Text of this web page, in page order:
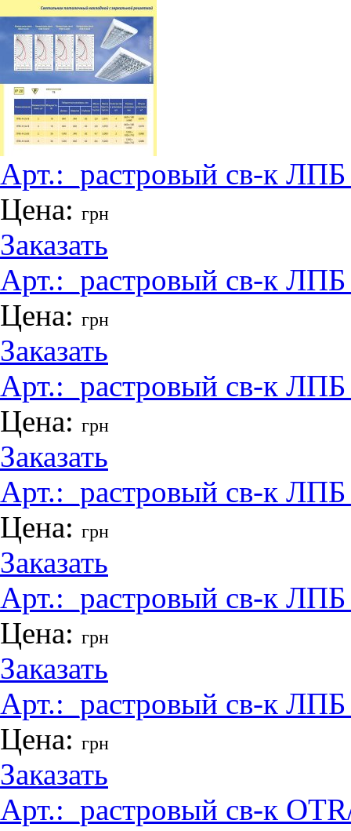
Арт.: _растровый св-к
Цена: грн
Заказать
Арт.: _растровый св-к
Цена: грн
Заказать
Арт.: _растровый св-к
Цена: грн
Заказать
Арт.: _растровый св-к
Цена: грн
Заказать
Арт.: _растровый св-к
Цена: грн
Заказать
Арт.: _растровый св-к
Цена: грн
Заказать
Арт.: _растровый св-к